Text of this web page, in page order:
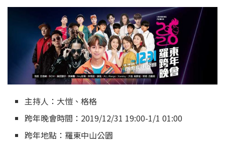
主持人：大愷、格格
跨年晚會時間：2019/12/31 19:00-1/1 01:00
跨年地點：羅東中山公園